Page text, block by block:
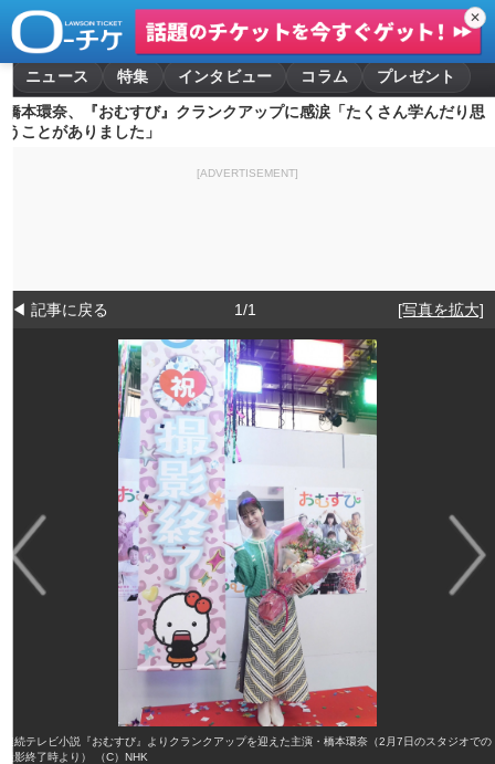
✕
ニュース 特集 インタビュー コラム
プレゼント
橋本環奈、『おむすび』クランクアップに感涙「たくさん学んだり思
うことがありました」
[ADVERTISEMENT]
◀ 記事に戻る 1/1 [写真を拡大]
連続テレビ小説『おむすび』よりクランクアップを迎えた主演・橋本環奈（2月7日のスタジオでの
撮影終了時より） （C）NHK